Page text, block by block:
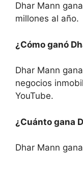
Dhar Mann
millones al año.
¿Cómo ganó
Dhar Mann
negocios
YouTube.
¿Cuánto gana
Dhar Mann